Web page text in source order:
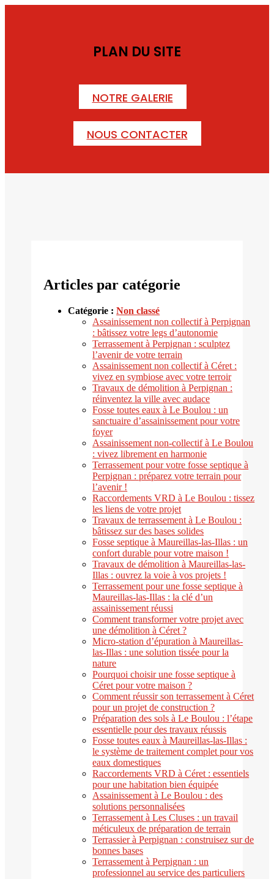
PLAN DU SITE
NOTRE GALERIE
NOUS CONTACTER
Articles par catégorie
Catégorie :Non classé
Assainissement non collectif à Perpignan
: bâtissez votre legs d’autonomie
Terrassement à Perpignan : sculptez
l’avenir de votre terrain
Assainissement non collectif à Céret :
vivez en symbiose avec votre terroir
Travaux de démolition à Perpignan :
réinventez la ville avec audace
Fosse toutes eaux à Le Boulou : un
sanctuaire d’assainissement pour votre
foyer
Assainissement non-collectif à Le Boulou
: vivez librement en harmonie
Terrassement pour votre fosse septique à
Perpignan : préparez votre terrain pour
l’avenir !
Raccordements VRD à Le Boulou : tissez
les liens de votre projet
Travaux de terrassement à Le Boulou :
bâtissez sur des bases solides
Fosse septique à Maureillas-las-Illas : un
confort durable pour votre maison !
Travaux de démolition à Maureillas-las-
Illas : ouvrez la voie à vos projets !
Terrassement pour une fosse septique à
Maureillas-las-Illas : la clé d’un
assainissement réussi
Comment transformer votre projet avec
une démolition à Céret ?
Micro-station d’épuration à Maureillas-
las-Illas : une solution tissée pour la
nature
Pourquoi choisir une fosse septique à
Céret pour votre maison ?
Comment réussir son terrassement à Céret
pour un projet de construction ?
Préparation des sols à Le Boulou : l’étape
essentielle pour des travaux réussis
Fosse toutes eaux à Maureillas-las-Illas :
le système de traitement complet pour vos
eaux domestiques
Raccordements VRD à Céret : essentiels
pour une habitation bien équipée
Assainissement à Le Boulou : des
solutions personnalisées
Terrassement à Les Cluses : un travail
méticuleux de préparation de terrain
Terrassier à Perpignan : construisez sur de
bonnes bases
Terrassement à Perpignan : un
professionnel au service des particuliers